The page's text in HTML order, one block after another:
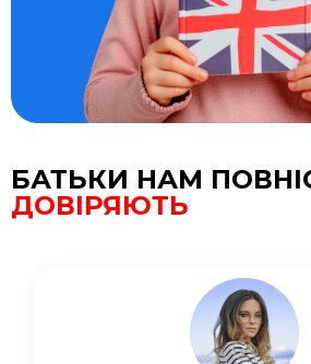
БАТЬКИ НАМ
ДОВІРЯЮТЬ